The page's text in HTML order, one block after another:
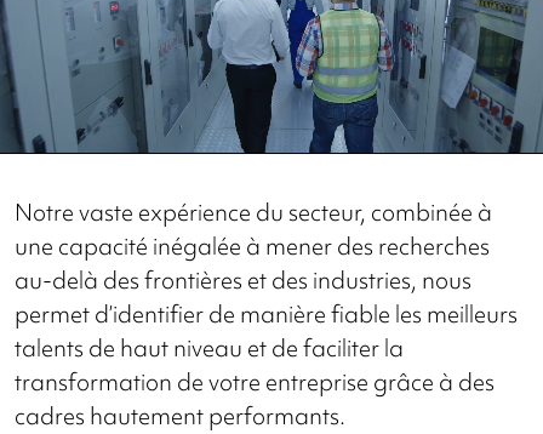
Notre vaste expérience du secteur, combinée à
une capacité inégalée à mener des recherches
au-delà des frontières et des industries, nous
permet d’identifier de manière fiable les meilleurs
talents de haut niveau et de faciliter la
transformation de votre entreprise grâce à des
cadres hautement performants.